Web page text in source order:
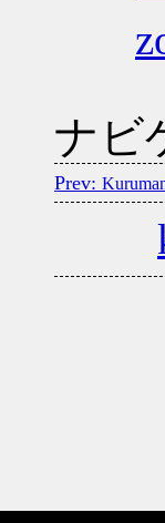
ナビ